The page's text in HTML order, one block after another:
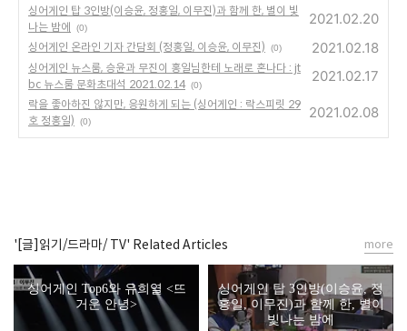
싱어게인 탑 3인방(이승윤, 정홍일, 이무진)과 함께 한, 별이 빛
나는 밤에
(0)
2021.02.20
싱어게인 온라인 기자 간담회 (정홍일, 이승윤, 이무진) (0) 2021.02.18
싱어게인 뉴스룸, 승윤과 무진이 홍일님한테 노래로 혼나다 : jt
bc 뉴스룸 문화초대석 2021.02.14 (0)
2021.02.17
락을 좋아하진 않지만, 응원하게 되는 (싱어게인 : 락스피릿 29
호 정홍일)
(0)
2021.02.08
'[글]읽기/드라마/ TV' Related Articles
싱어게인 Top6와 유희열 <뜨
거운 안녕>
싱어게인 탑 3인방(이승윤, 정
홍일, 이무진)과 함께 한, 별이
빛나는 밤에
more